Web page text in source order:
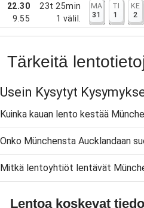
22.30
9.55
23t 25min
1 välil.
MA
31
TI
1
KE
2
Tärkeitä
Usein Kysytyt
Kuinka kauan lento kestää
Onko Münchensta Aucklandaan
Mitkä lentoyhtiöt lentävät
Lentoa koskevat